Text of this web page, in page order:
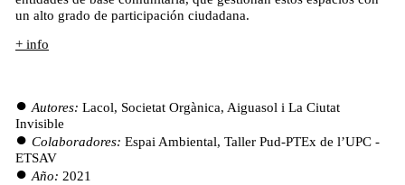
un alto grado de participación ciudadana.
+ info
Autores: Lacol, Societat Orgànica, Aiguasol i La Ciutat
Invisible
Colaboradores: Espai Ambiental, Taller Pud-PTEx de l’UPC -
ETSAV
Año: 2021